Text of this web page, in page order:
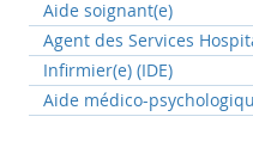
Aide soignant(e)
Agent des Services
Infirmier(e) (IDE)
Aide médico-